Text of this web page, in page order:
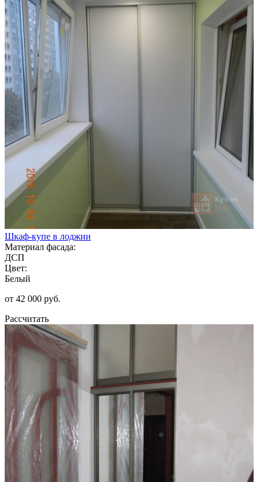
Шкаф-купе в лоджии
Материал фасада:
ДСП
Цвет:
Белый
от 42 000 руб.
Рассчитать